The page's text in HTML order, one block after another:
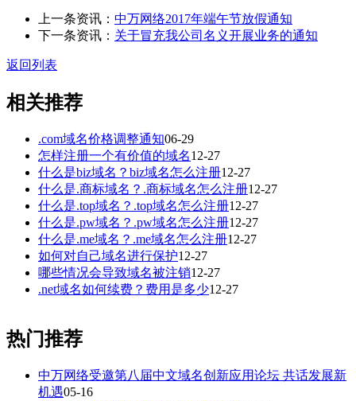
上一条资讯： 中万网络2017年端午节放假通知
下一条资讯： 关于冒充我公司名义开展业务的通知
返回列表
相关推荐
.com域名价格调整通知06-29
怎样注册一个有价值的域名12-27
什么是biz域名？biz域名怎么注册12-27
什么是.商标域名？.商标域名怎么注册12-27
什么是.top域名？.top域名怎么注册12-27
什么是.pw域名？.pw域名怎么注册12-27
什么是.me域名？.me域名怎么注册12-27
如何对自己域名进行保护12-27
哪些情况会导致域名被注销12-27
.net域名如何续费？费用是多少12-27
热门推荐
中万网络受邀第八届中文域名创新应用论坛 共话发展新
机遇05-16